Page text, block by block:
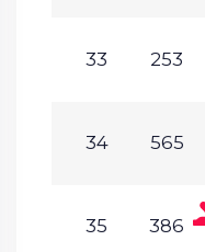
33 253
34 565
35 386